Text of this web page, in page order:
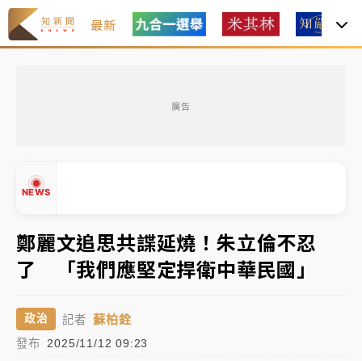
最新
廣告
NEWS
中信慈善基金會想增加董事人數！辜仲諒向法院聲請遭
駁 理由曝光
故宮《龍藏經》特展第2檔！今線上預約開賣一度塞車
周六起展出延長至晚上7時
台東農業處長涉圖利渡假村！東檢抗告成功 今重開羈
父親節泡湯了！中颱白海豚雨彈轟3天 「紅到發紫」降
雨熱區曝
鄭麗文追思共諜延燒！朱立倫不忍
了 「我們應堅定捍衛中華民國」
政治 記者 蘇柏銓
發布 2025/11/12 09:23